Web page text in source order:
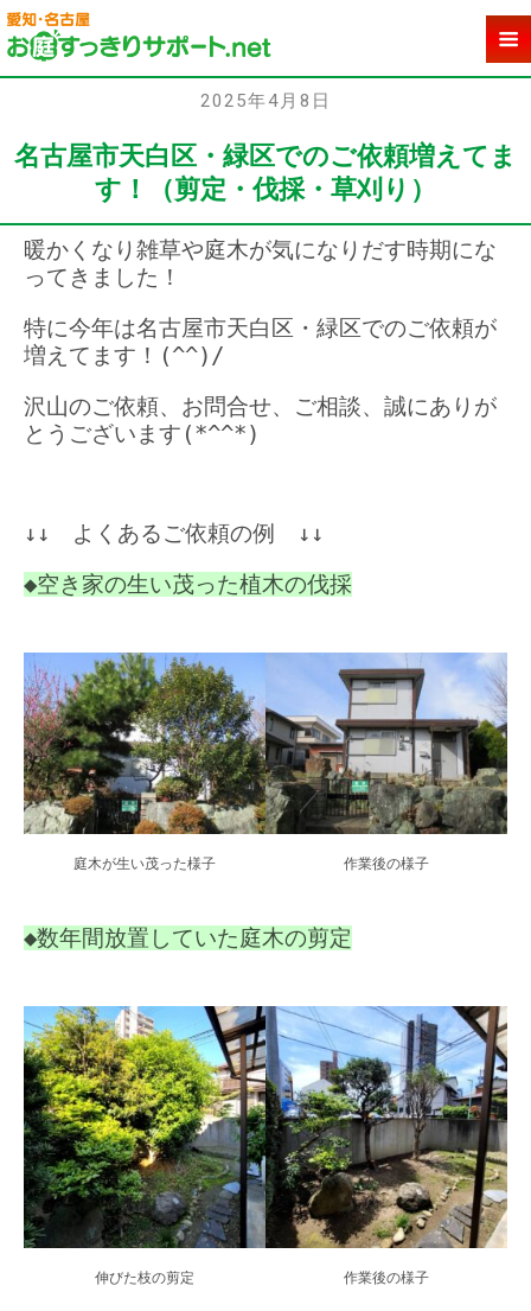
2025年4月8日
名古屋市天白区・緑区でのご依頼増えてま
す！（剪定・伐採・草刈り）
暖かくなり雑草や庭木が気になりだす時期にな
ってきました！
特に今年は名古屋市天白区・緑区でのご依頼が
増えてます！(^^)/
沢山のご依頼、お問合せ、ご相談、誠にありが
とうございます(*^^*)
↓↓ よくあるご依頼の例 ↓↓
◆空き家の生い茂った植木の伐採
庭木が生い茂った様子 作業後の様子
◆数年間放置していた庭木の剪定
伸びた枝の剪定 作業後の様子